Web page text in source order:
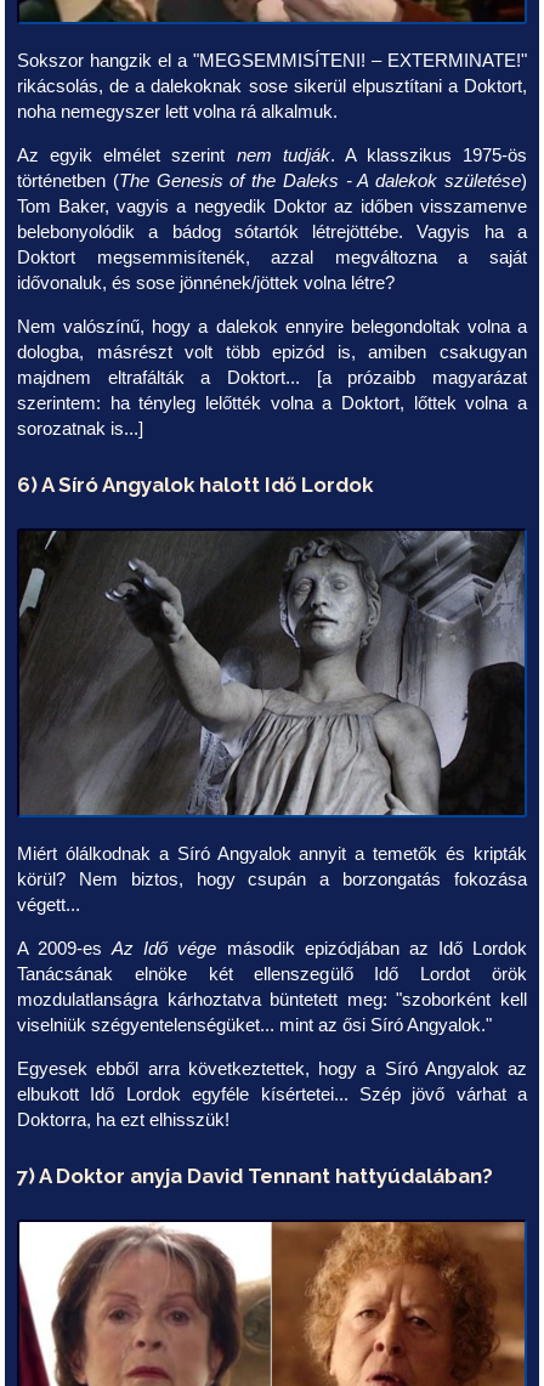
Sokszor hangzik el a "MEGSEMMISÍTENI! – EXTERMINATE!"
rikácsolás, de a dalekoknak sose sikerül elpusztítani a Doktort,
noha nemegyszer lett volna rá alkalmuk.
Az egyik elmélet szerint nem tudják. A klasszikus 1975-ös
történetben (The Genesis of the Daleks - A dalekok születése)
Tom Baker, vagyis a negyedik Doktor az időben visszamenve
belebonyolódik a bádog sótartók létrejöttébe. Vagyis ha a
Doktort megsemmisítenék, azzal megváltozna a saját
idővonaluk, és sose jönnének/jöttek volna létre?
Nem valószínű, hogy a dalekok ennyire belegondoltak volna a
dologba, másrészt volt több epizód is, amiben csakugyan
majdnem eltrafálták a Doktort... [a prózaibb magyarázat
szerintem: ha tényleg lelőtték volna a Doktort, lőttek volna a
sorozatnak is...]
6) A Síró Angyalok halott Idő Lordok
Miért ólálkodnak a Síró Angyalok annyit a temetők és kripták
körül? Nem biztos, hogy csupán a borzongatás fokozása
végett...
A 2009-esAz Idő vége második epizódjában az Idő Lordok
Tanácsának elnöke két ellenszegülő Idő Lordot örök
mozdulatlanságra kárhoztatva büntetett meg: "szoborként kell
viselniük szégyentelenségüket... mint az ősi Síró Angyalok."
Egyesek ebből arra következtettek, hogy a Síró Angyalok az
elbukott Idő Lordok egyféle kísértetei... Szép jövő várhat a
Doktorra, ha ezt elhisszük!
7) A Doktor anyja David Tennant hattyúdalában?